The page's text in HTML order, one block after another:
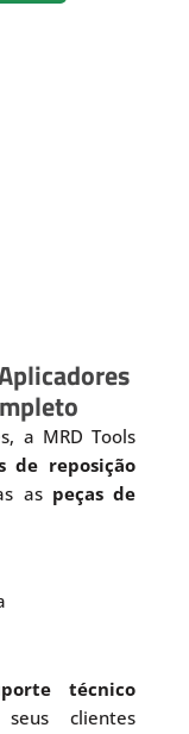
a MRD Tools
de reposição
as peças de
técnico
clientes